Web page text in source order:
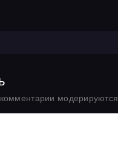
модерируются